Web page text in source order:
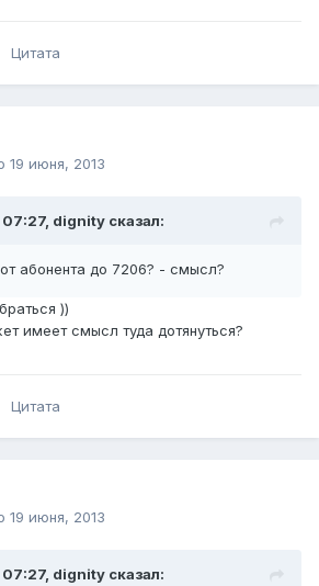
Цитата
19 июня, 2013
dignity сказал:
абонента до 7206? - смысл?
))
имеет смысл туда дотянуться?
Цитата
19 июня, 2013
dignity сказал: